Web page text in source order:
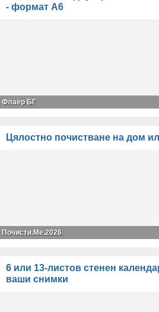
- формат А6
Флаер БГ
Цялостно почистване на дом
Почисти.Ме.2026
6 или 13-листов стенен
ваши снимки